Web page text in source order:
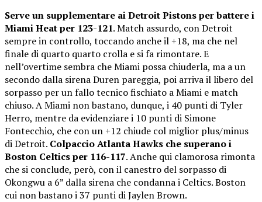
Serve un supplementare ai Detroit Pistons per battere i
Miami Heat per 123-121. Match assurdo, con Detroit
sempre in controllo, toccando anche il +18, ma che nel
finale di quarto quarto crolla e si fa rimontare. E
nell’overtime sembra che Miami possa chiuderla, ma a un
secondo dalla sirena Duren pareggia, poi arriva il libero del
sorpasso per un fallo tecnico fischiato a Miami e match
chiuso. A Miami non bastano, dunque, i 40 punti di Tyler
Herro, mentre da evidenziare i 10 punti di Simone
Fontecchio, che con un +12 chiude col miglior plus/minus
di Detroit. Colpaccio Atlanta Hawks che superano i
Boston Celtics per 116-117. Anche qui clamorosa rimonta
che si conclude, però, con il canestro del sorpasso di
Okongwu a 6” dalla sirena che condanna i Celtics. Boston
cui non bastano i 37 punti di Jaylen Brown.